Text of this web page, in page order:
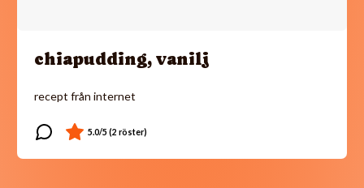
chiapudding, vanilj
recept från internet